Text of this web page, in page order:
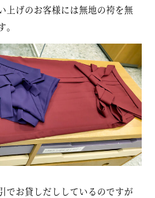
上げのお客様には無地の袴を無
でお貸しだししているのですが